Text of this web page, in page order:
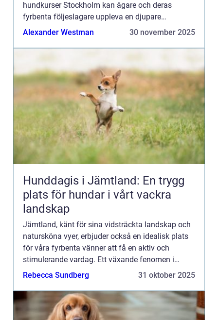
hundkurser Stockholm kan ägare och deras
fyrbenta följeslagare uppleva en djupare
samverkan och öka först&arin...
Alexander Westman 30 november 2025
Hunddagis i Jämtland: En trygg
plats för hundar i vårt vackra
landskap
Jämtland, känt för sina vidsträckta landskap och
natursköna vyer, erbjuder också en idealisk plats
för våra fyrbenta vänner att få en aktiv och
stimulerande vardag. Ett växande fenomen i
l&aum...
Rebecca Sundberg 31 oktober 2025